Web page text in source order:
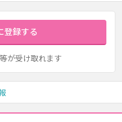
登録する
が受け取れます